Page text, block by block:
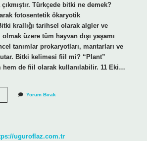
Türkçede bitki ne demek?
fotosentetik ökaryotik
krallığı tarihsel olarak algler ve
üzere tüm hayvan dışı yaşamı
tanımlar prokaryotları, mantarları ve
Bitki kelimesi fiil mi? “Plant”
hem de fiil olarak kullanılabilir. 11 Eki…
Yorum Bırak
uguroflaz.com.tr